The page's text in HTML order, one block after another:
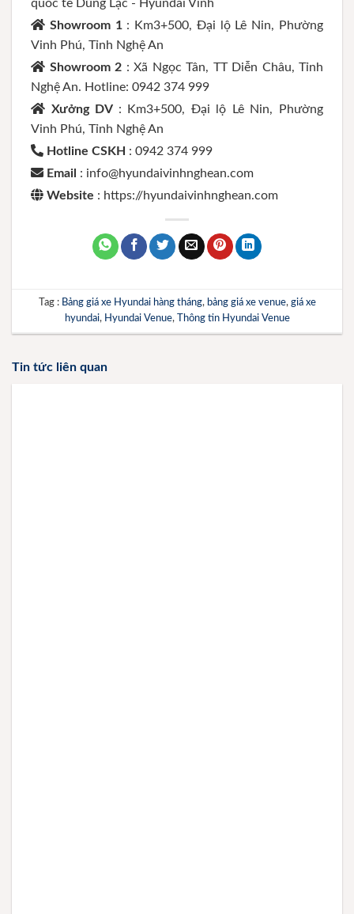
quốc tế Dũng Lạc - Hyundai Vinh
Showroom 1 : Km3+500, Đại lộ Lê Nin, Phường
Vinh Phú, Tỉnh Nghệ An
Showroom 2 : Xã Ngọc Tân, TT Diễn Châu, Tỉnh
Nghệ An. Hotline: 0942 374 999
Xưởng DV : Km3+500, Đại lộ Lê Nin, Phường
Vinh Phú, Tỉnh Nghệ An
Hotline CSKH : 0942 374 999
Email : info@hyundaivinhnghean.com
Website : https://hyundaivinhnghean.com
Tag : Bảng giá xe Hyundai hàng tháng, bảng giá xe venue, giá xe
hyundai, Hyundai Venue, Thông tin Hyundai Venue
Tin tức liên quan